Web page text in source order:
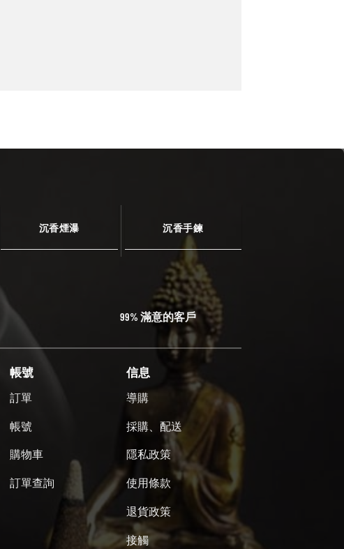
沉香煙瀑 沉香手鍊
99% 滿意的客戶
帳號
訂單
帳號
購物車
訂單查詢
信息
導購
採購、配送
隱私政策
使用條款
退貨政策
接觸